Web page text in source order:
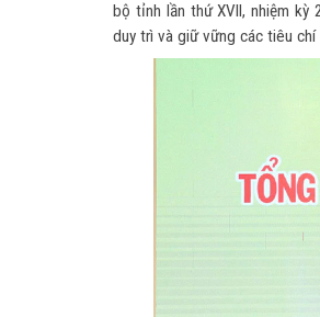
bộ tỉnh lần thứ XVII, nhiệm kỳ
duy trì và giữ vững các tiêu chí